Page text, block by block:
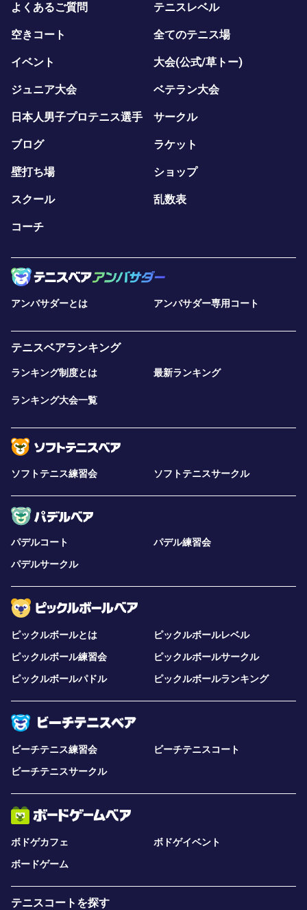
よくあるご質問 テニスレベル
空きコート 全てのテニス場
イベント 大会(公式/草トー)
ジュニア大会 ベテラン大会
日本人男子プロテニス選手 サークル
ブログ ラケット
壁打ち場 ショップ
スクール 乱数表
コーチ
アンバサダーとは アンバサダー専用コート
テニスベアランキング
ランキング制度とは 最新ランキング
ランキング大会一覧
ソフトテニス練習会 ソフトテニスサークル
パデルコート
パデル練習会
パデルサークル
ピックルボールとは
ピックルボールレベル
ピックルボール練習会
ピックルボールサークル
ピックルボールパドル
ピックルボールランキング
ビーチテニス練習会
ビーチテニスコート
ビーチテニスサークル
ボドゲカフェ
ボドゲイベント
ボードゲーム
テニスコートを探す